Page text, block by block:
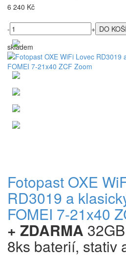
6 240 Kč
-
+
skladem
Fotopast OXE
RD3019 a
FOMEI 7-21x40
+ ZDARMA
8ks baterií, stativ